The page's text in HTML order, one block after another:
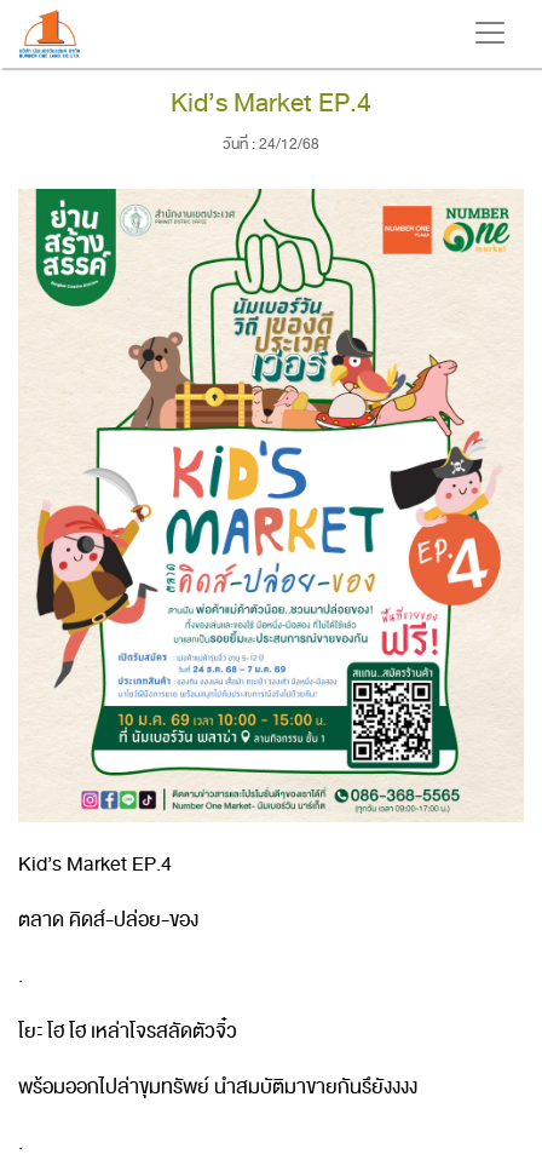
Kid’s Market EP.4
วันที่ : 24/12/68
Kid’s Market EP.4
ตลาด คิดส์-ปล่อย-ของ
.
โยะ โฮ โฮ เหล่าโจรสลัดตัวจิ๋ว
พร้อมออกไปล่าขุมทรัพย์ นำสมบัติมาขายกันรึยังงงง
.